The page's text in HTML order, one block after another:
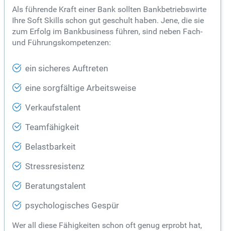
Als führende Kraft einer Bank sollten Bankbetriebswirte
Ihre Soft Skills schon gut geschult haben. Jene, die sie
zum Erfolg im Bankbusiness führen, sind neben Fach-
und Führungskompetenzen:
ein sicheres Auftreten
eine sorgfältige Arbeitsweise
Verkaufstalent
Teamfähigkeit
Belastbarkeit
Stressresistenz
Beratungstalent
psychologisches Gespür
Wer all diese Fähigkeiten schon oft genug erprobt hat,